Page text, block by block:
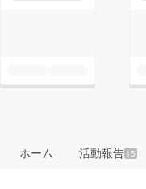
ホーム 活動報告15